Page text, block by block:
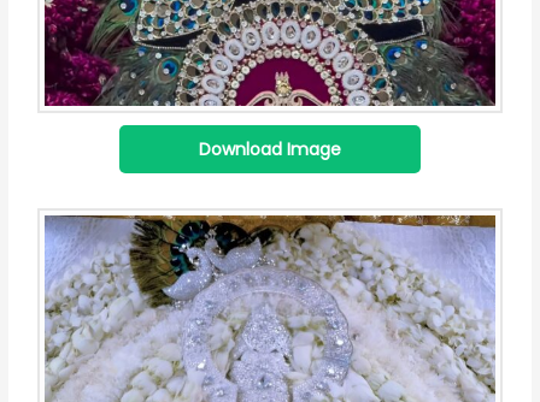
Download Image